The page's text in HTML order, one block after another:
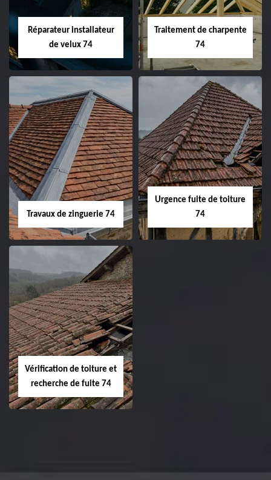
Réparateur installateur
de velux 74
Traitement de charpente
74
Travaux de zinguerie 74
Urgence fuite de toiture
74
Vérification de toiture et
recherche de fuite 74